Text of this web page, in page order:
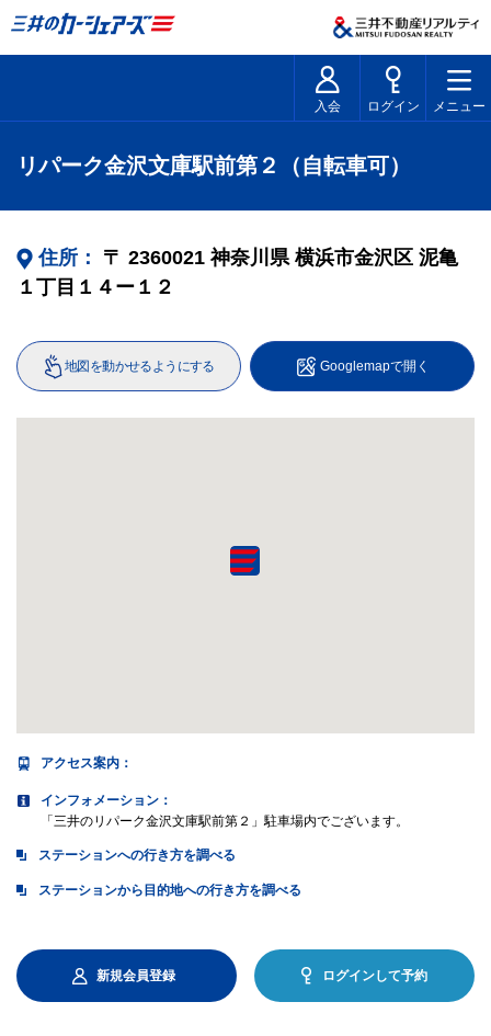
入会 ログイン メニュー
リパーク金沢文庫駅前第２（自転車可）
住所： 〒 2360021 神奈川県 横浜市金沢区 泥亀
１丁目１４ー１２
地図を動かせるようにする Googlemapで開く
アクセス案内 ：
インフォメーション：
「三井のリパーク金沢文庫駅前第２」駐車場内でございます。
ステーションへの行き方を調べる
ステーションから目的地への行き方を調べる
新規会員登録 ログインして予約